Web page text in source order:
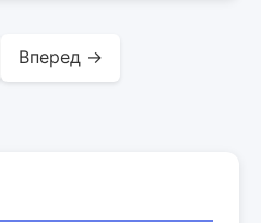
Вперед →